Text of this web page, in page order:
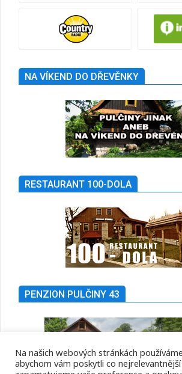
NA VÍKEND DO DŘEVĚNKY
RESTAURANT 100-DOLA
PENZION PULČINY 43
Na našich webových stránkách
abychom vám poskytli co